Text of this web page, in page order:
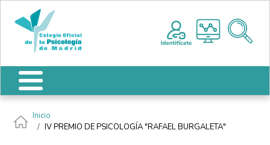
este
incluye
sistema
accesibilidad.
Pasar al contenido principal
Ruta de navegación
Inicio
IV PREMIO DE PSICOLOGÍA "RAFAEL BURGALETA"